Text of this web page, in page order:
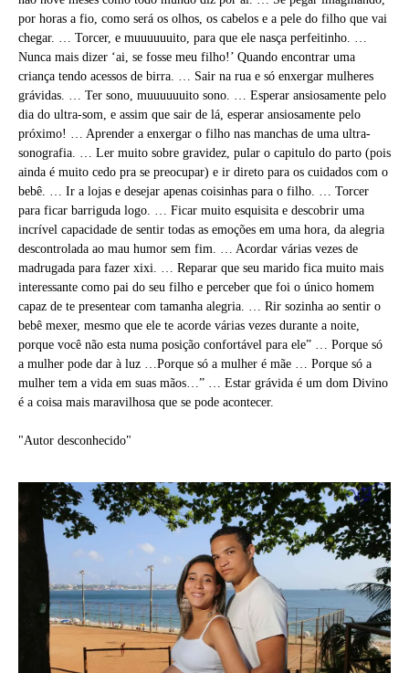
por horas a fio, como será os olhos, os cabelos e a pele do filho que vai
chegar. … Torcer, e muuuuuuito, para que ele nasça perfeitinho. …
Nunca mais dizer ‘ai, se fosse meu filho!’ Quando encontrar uma
criança tendo acessos de birra. … Sair na rua e só enxergar mulheres
grávidas. … Ter sono, muuuuuuito sono. … Esperar ansiosamente pelo
dia do ultra-som, e assim que sair de lá, esperar ansiosamente pelo
próximo! … Aprender a enxergar o filho nas manchas de uma ultra-
sonografia. … Ler muito sobre gravidez, pular o capitulo do parto (pois
ainda é muito cedo pra se preocupar) e ir direto para os cuidados com o
bebê. … Ir a lojas e desejar apenas coisinhas para o filho. … Torcer
para ficar barriguda logo. … Ficar muito esquisita e descobrir uma
incrível capacidade de sentir todas as emoções em uma hora, da alegria
descontrolada ao mau humor sem fim. … Acordar várias vezes de
madrugada para fazer xixi. … Reparar que seu marido fica muito mais
interessante como pai do seu filho e perceber que foi o único homem
capaz de te presentear com tamanha alegria. … Rir sozinha ao sentir o
bebê mexer, mesmo que ele te acorde várias vezes durante a noite,
porque você não esta numa posição confortável para ele” … Porque só
a mulher pode dar à luz …Porque só a mulher é mãe … Porque só a
mulher tem a vida em suas mãos…” … Estar grávida é um dom Divino
é a coisa mais maravilhosa que se pode acontecer.
"Autor desconhecido"